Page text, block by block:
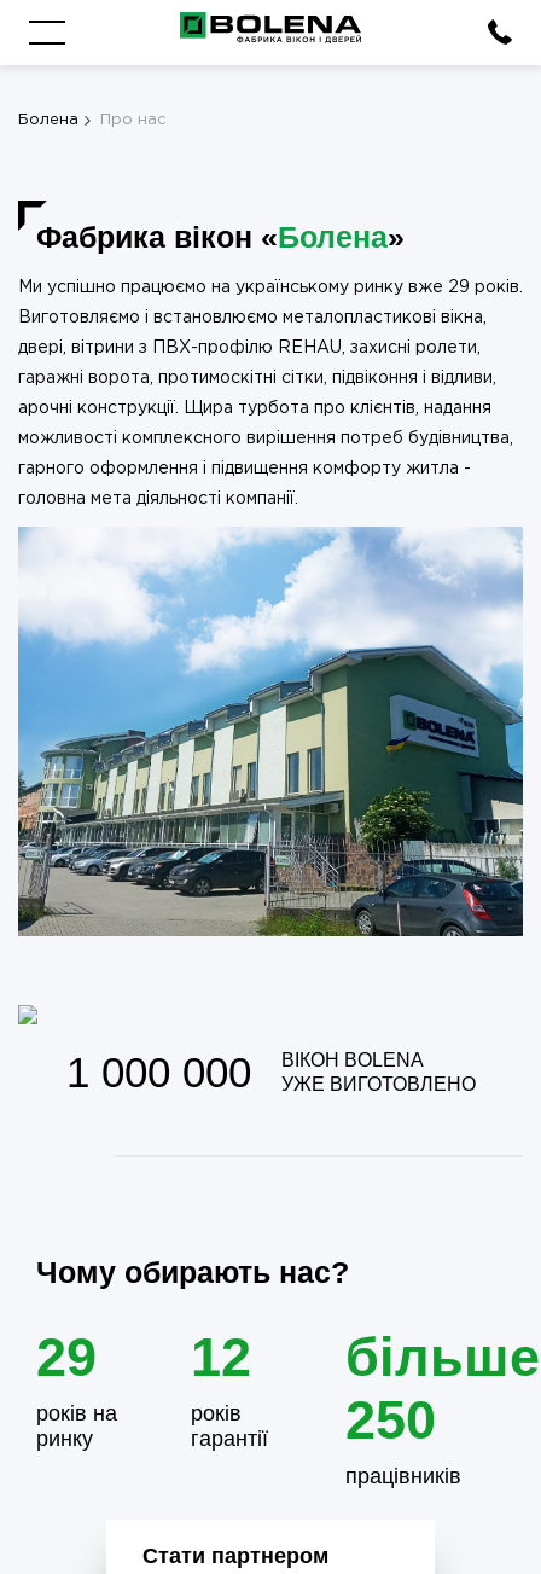
Болена Про нас
Фабрика вікон «Болена»
Ми успішно працюємо на українському ринку вже 29 років.
Виготовляємо і встановлюємо металопластикові вікна,
двері, вітрини з ПВХ-профілю REHAU, захисні ролети,
гаражні ворота, протимоскітні сітки, підвіконня і відливи,
арочні конструкції. Щира турбота про клієнтів, надання
можливості комплексного вирішення потреб будівництва,
гарного оформлення і підвищення комфорту житла -
головна мета діяльності компанії.
1 000 000
ВІКОН BOLENA
УЖЕ ВИГОТОВЛЕНО
Чому обирають нас?
29
років на
ринку
12
років
гарантії
більше
250
працівників
Стати партнером